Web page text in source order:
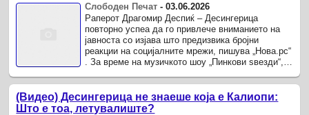
Слободен Печат -03.06.2026
Раперот Драгомир Деспиќ – Десингерица
повторно успеа да го привлече вниманието на
јавноста со изјава што предизвика бројни
реакции на социјалните мрежи, пишува „Нова.рс“
. За време на музичкото шоу „Пинкови ѕвезди“,
(Видео) Десингерица не знаеше која е Калиопи:
Што е тоа, летувалиште?